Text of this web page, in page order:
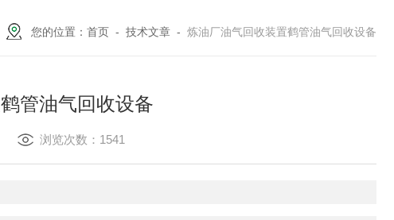
您的位置： 首页 - 技术文章 - 炼油厂油气回收装置鹤管油气回收设备
管油气回收设备
浏览次数：1541